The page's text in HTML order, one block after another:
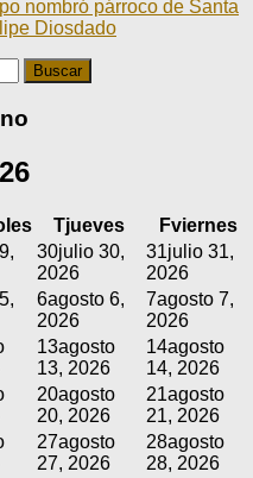
nombró párroco de Santa
Diosdado
Tjueves Fviernes
30julio 30,
2026
31julio 31,
2026
6agosto 6,
2026
7agosto 7,
2026
13agosto
13, 2026
14agosto
14, 2026
20agosto
20, 2026
21agosto
21, 2026
27agosto
27, 2026
28agosto
28, 2026